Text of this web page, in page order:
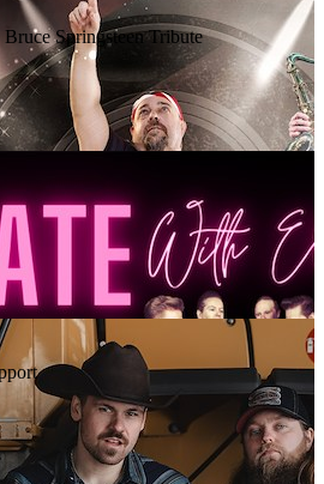
Springsteen Tribute